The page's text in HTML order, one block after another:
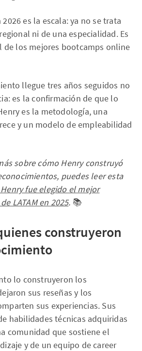
es la escala: ya no se trata
ni de una especialidad. Es
de los mejores bootcamps online
llegue tres años seguidos no
es la confirmación de que lo
es la metodología, una
y un modelo de empleabilidad
sobre cómo Henry construyó
puedes leer esta
fue elegido el mejor
LATAM en 2025. 📚
construyeron
lo construyeron los
sus reseñas y los
sus experiencias. Sus
habilidades técnicas adquiridas
comunidad que sostiene el
y de un equipo de career